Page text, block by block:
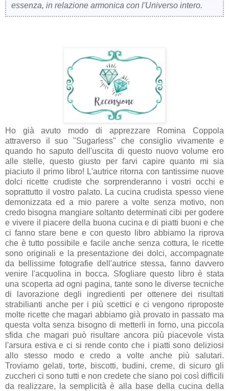
essenza, in relazione armonica con l'Universo intero.
Ho già avuto modo di apprezzare Romina Coppola
attraverso il suo "Sugarless" che consiglio vivamente e
quando ho saputo dell'uscita di questo nuovo volume ero
alle stelle, questo giusto per farvi capire quanto mi sia
piaciuto il primo libro! L'autrice ritorna con tantissime nuove
dolci ricette crudiste che sorprenderanno i vostri occhi e
soprattutto il vostro palato. La cucina crudista spesso viene
demonizzata ed a mio parere a volte senza motivo, non
credo bisogna mangiare soltanto determinati cibi per godere
e vivere il piacere della buona cucina e di piatti buoni e che
ci fanno stare bene e con questo libro abbiamo la riprova
che è tutto possibile e facile anche senza cottura, le ricette
sono originali e la presentazione dei dolci, accompagnate
da bellissime fotografie dell'autrice stessa, fanno davvero
venire l'acquolina in bocca. Sfogliare questo libro è stata
una scoperta ad ogni pagina, tante sono le diverse tecniche
di lavorazione degli ingredienti per ottenere dei risultati
strabilianti anche per i più scettici e ci vengono riproposte
molte ricette che magari abbiamo già provato in passato ma
questa volta senza bisogno di metterli in forno, una piccola
sfida che magari può risultare ancora più piacevole vista
l'arsura estiva e ci si rende conto che i piatti sono deliziosi
allo stesso modo e credo a volte anche più salutari.
Troviamo gelati, torte, biscotti, budini, creme, di sicuro gli
zuccheri ci sono tutti e non credete che siano poi così difficili
da realizzare, la semplicità è alla base della cucina della